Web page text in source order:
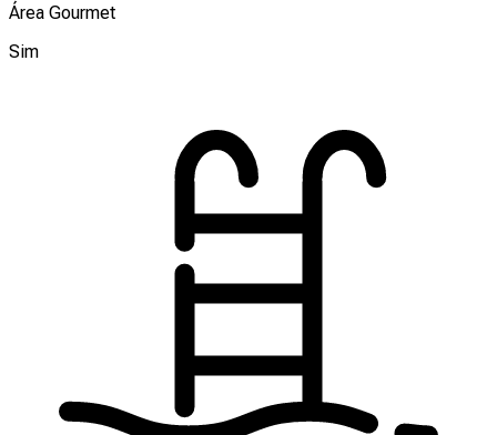
Área Gourmet
Sim